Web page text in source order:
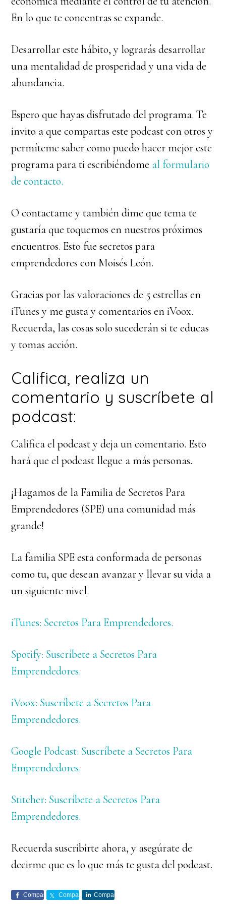
En lo que te concentras se expande.
Desarrollar este hábito, y lograrás desarrollar
una mentalidad de prosperidad y una vida de
abundancia.
Espero que hayas disfrutado del programa. Te
invito a que compartas este podcast con otros y
permíteme saber como puedo hacer mejor este
programa para ti escribiéndome al formulario
de contacto.
O contactame y también dime que tema te
gustaría que toquemos en nuestros próximos
encuentros. Esto fue secretos para
emprendedores con Moisés León.
Gracias por las valoraciones de 5 estrellas en
iTunes y me gusta y comentarios en iVoox.
Recuerda, las cosas solo sucederán si te educas
y tomas acción.
Califica, realiza un
comentario y suscríbete al
podcast:
Califica el podcast y deja un comentario. Esto
hará que el podcast llegue a más personas.
¡Hagamos de la Familia de Secretos Para
Emprendedores (SPE) una comunidad más
grande!
La familia SPE esta conformada de personas
como tu, que desean avanzar y llevar su vida a
un siguiente nivel.
iTunes: Secretos Para Emprendedores.
Spotify: Suscríbete a Secretos Para
Emprendedores.
iVoox: Suscríbete a Secretos Para
Emprendedores.
Google Podcast: Suscríbete a Secretos Para
Emprendedores.
Stitcher: Suscríbete a Secretos Para
Emprendedores.
Recuerda suscribirte ahora, y asegúrate de
decirme que es lo que más te gusta del podcast.
Comparte Comparte Comparte